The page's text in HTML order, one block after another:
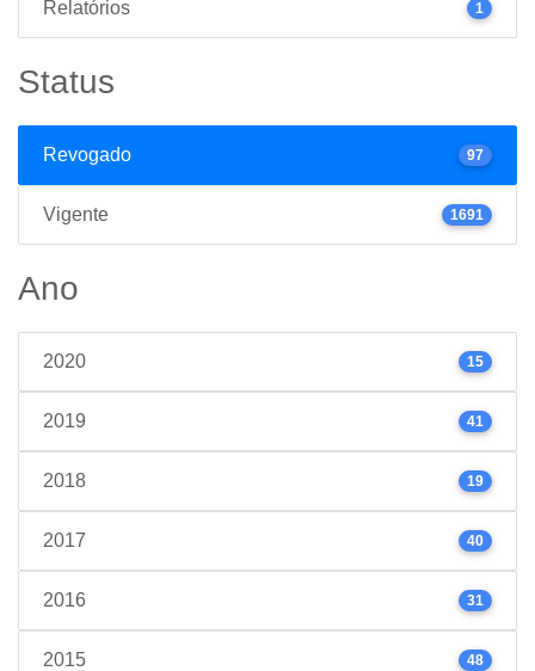
Relatórios 1
Status
Revogado 97
Vigente 1691
Ano
2020 15
2019 41
2018 19
2017 40
2016 31
2015 48